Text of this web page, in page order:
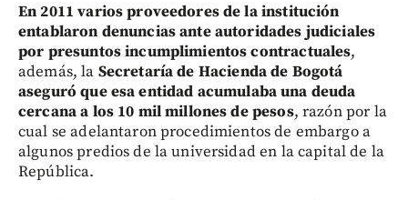
En 2011 varios proveedores de la institución
entablaron denuncias ante autoridades judiciales
por presuntos incumplimientos contractuales,
además, la Secretaría de Hacienda de Bogotá
aseguró queesa entidad acumulaba una deuda
cercana a los 10 mil millones de pesos, razón por la
cual se adelantaron procedimientos de embargo a
algunos predios de la universidad en la capital de la
República.